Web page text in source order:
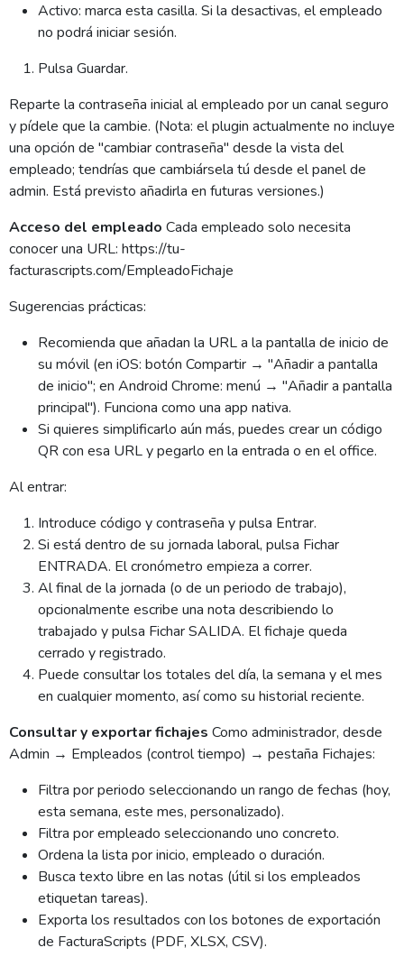
Activo: marca esta casilla. Si la desactivas, el empleado
no podrá iniciar sesión.
Pulsa Guardar.
Reparte la contraseña inicial al empleado por un canal seguro
y pídele que la cambie. (Nota: el plugin actualmente no incluye
una opción de "cambiar contraseña" desde la vista del
empleado; tendrías que cambiársela tú desde el panel de
admin. Está previsto añadirla en futuras versiones.)
Acceso del empleado Cada empleado solo necesita
conocer una URL: https://tu-
facturascripts.com/EmpleadoFichaje
Sugerencias prácticas:
Recomienda que añadan la URL a la pantalla de inicio de
su móvil (en iOS: botón Compartir → "Añadir a pantalla
de inicio"; en Android Chrome: menú → "Añadir a pantalla
principal"). Funciona como una app nativa.
Si quieres simplificarlo aún más, puedes crear un código
QR con esa URL y pegarlo en la entrada o en el office.
Al entrar:
Introduce código y contraseña y pulsa Entrar.
Si está dentro de su jornada laboral, pulsa Fichar
ENTRADA. El cronómetro empieza a correr.
Al final de la jornada (o de un periodo de trabajo),
opcionalmente escribe una nota describiendo lo
trabajado y pulsa Fichar SALIDA. El fichaje queda
cerrado y registrado.
Puede consultar los totales del día, la semana y el mes
en cualquier momento, así como su historial reciente.
Consultar y exportar fichajes Como administrador, desde
Admin → Empleados (control tiempo) → pestaña Fichajes:
Filtra por periodo seleccionando un rango de fechas (hoy,
esta semana, este mes, personalizado).
Filtra por empleado seleccionando uno concreto.
Ordena la lista por inicio, empleado o duración.
Busca texto libre en las notas (útil si los empleados
etiquetan tareas).
Exporta los resultados con los botones de exportación
de FacturaScripts (PDF, XLSX, CSV).